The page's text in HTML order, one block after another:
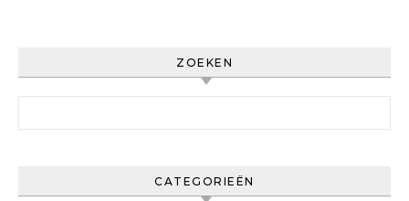
ZOEKEN
CATEGORIEËN